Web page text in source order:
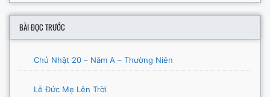
BÀI ĐỌC TRƯỚC
Chủ Nhật 20 – Năm A – Thường Niên
Lễ Đức Mẹ Lên Trời